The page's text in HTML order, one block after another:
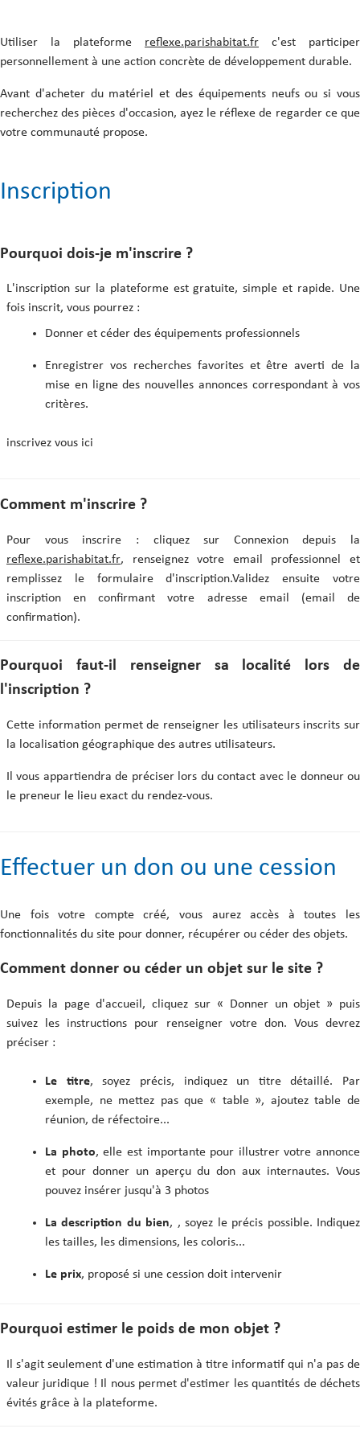
La Charte du donneur
Les annonces de don ou de cession
Le contact avec le preneur
Utiliser la plateforme reflexe.parishabitat.fr c'est participer
personnellement à une action concrète de développement durable.
Avant d'acheter du matériel et des équipements neufs ou si vous
recherchez des pièces d'occasion, ayez le réflexe de regarder ce que
votre communauté propose.
Inscription
Pourquoi dois-je m'inscrire ?
L'inscription sur la plateforme est gratuite, simple et rapide. Une
fois inscrit, vous pourrez :
Donner et céder des équipements professionnels
Enregistrer vos recherches favorites et être averti de la
mise en ligne des nouvelles annonces correspondant à vos
critères.
inscrivez vous ici
Comment m'inscrire ?
Pour vous inscrire : cliquez sur Connexion depuis la
reflexe.parishabitat.fr, renseignez votre email professionnel et
remplissez le formulaire d'inscription.Validez ensuite votre
inscription en confirmant votre adresse email (email de
confirmation).
Pourquoi faut-il renseigner sa localité lors de
l'inscription ?
Cette information permet de renseigner les utilisateurs inscrits sur
la localisation géographique des autres utilisateurs.
Il vous appartiendra de préciser lors du contact avec le donneur ou
le preneur le lieu exact du rendez-vous.
Effectuer un don ou une cession
Une fois votre compte créé, vous aurez accès à toutes les
fonctionnalités du site pour donner, récupérer ou céder des objets.
Comment donner ou céder un objet sur le site ?
Depuis la page d'accueil, cliquez sur « Donner un objet » puis
suivez les instructions pour renseigner votre don. Vous devrez
préciser :
Le titre, soyez précis, indiquez un titre détaillé. Par
exemple, ne mettez pas que « table », ajoutez table de
réunion, de réfectoire...
La photo, elle est importante pour illustrer votre annonce
et pour donner un aperçu du don aux internautes. Vous
pouvez insérer jusqu'à 3 photos
La description du bien, , soyez le précis possible. Indiquez
les tailles, les dimensions, les coloris...
Le prix, proposé si une cession doit intervenir
Pourquoi estimer le poids de mon objet ?
Il s'agit seulement d'une estimation à titre informatif qui n'a pas de
valeur juridique ! Il nous permet d'estimer les quantités de déchets
évités grâce à la plateforme.